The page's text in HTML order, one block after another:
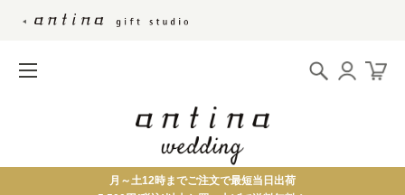
月～土12時までご注文で最短当日出荷